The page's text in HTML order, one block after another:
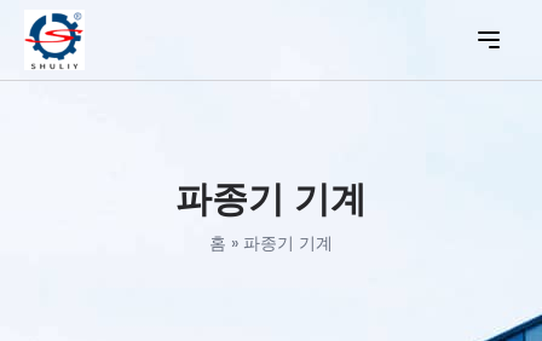
파종기 기계
홈 » 파종기 기계